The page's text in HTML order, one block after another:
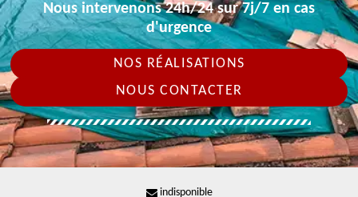
Nous intervenons 24h/24 sur 7j/7 en cas
d'urgence
NOS RÉALISATIONS
NOUS CONTACTER
indisponible